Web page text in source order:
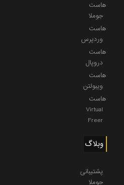
هاست
جوملا
هاست
وردپرس
هاست
دروپال
هاست
ویبولتن
هاست
Virtual
Freer
وبلاگ
پشتیبانی
جوملا